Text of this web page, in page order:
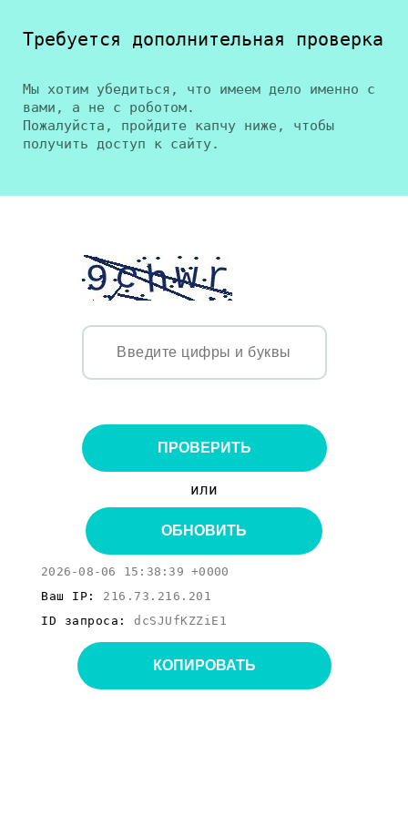
Требуется дополнительная проверка
Мы хотим убедиться, что имеем дело именно с
вами, а не с роботом.
Пожалуйста, пройдите капчу ниже, чтобы
получить доступ к сайту.
ПРОВЕРИТЬ
или
ОБНОВИТЬ
2026-08-06 15:38:39 +0000
Ваш IP: 216.73.216.201
ID запроса: dcSJUfKZZiE1
КОПИРОВАТЬ